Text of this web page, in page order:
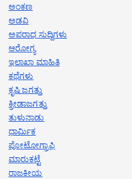
ಅಂಕಣ
ಅಡವಿ
ಅಪರಾಧ ಸುದ್ದಿಗಳು
ಆರೋಗ್ಯ
ಇಲಾಖಾ ಮಾಹಿತಿ
ಕಥೆಗಳು
ಕೃಷಿ ಜಗತ್ತು
ಕ್ರೀಡಾಜಗತ್ತು
ತುಳುನಾಡು
ಧಾರ್ಮಿಕ
ಪೋಟೋಗ್ರಾಫಿ
ಮಾರುಕಟ್ಟೆ
ರಾಜಕೀಯ